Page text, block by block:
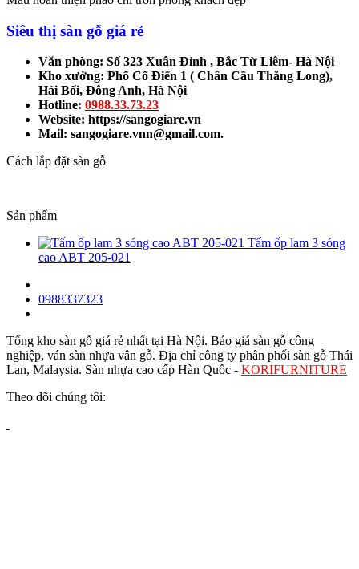
Siêu thị sàn gỗ giá rẻ
Văn phòng: Số 323 Xuân Đỉnh , Bắc Từ Liêm- Hà Nội
Kho xưởng: Phố Cổ Điển 1 ( Chân Cầu Thăng Long),
Hải Bối, Đông Anh, Hà Nội
Hotline: 0988.33.73.23
Website: https://sangogiare.vn
Mail: sangogiare.vnn@gmail.com.
Cách lắp đặt sàn gỗ
Sản phẩm
Tấm ốp lam 3 sóng
cao ABT 205-021
0988337323
Tổng kho sàn gỗ giá rẻ nhất tại Hà Nội. Báo giá sàn gỗ công
nghiệp, ván sàn nhựa vân gỗ. Địa chỉ công ty phân phối sàn gỗ Thái
Lan, Malaysia. Sàn nhựa cao cấp Hàn Quốc - KORIFURNITURE
Theo dõi chúng tôi: